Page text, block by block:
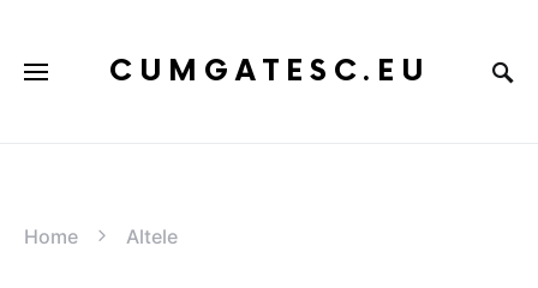
CUMGATESC.EU
Home Altele